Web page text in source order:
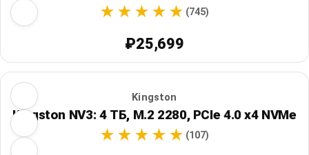
(745)
₽25,699
Kingston
Kingston NV3: 4 ТБ, M.2 2280, PCIe 4.0 x4 NVMe
(107)